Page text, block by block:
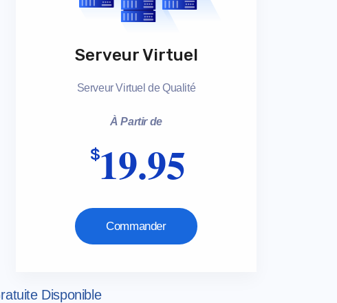
Serveur Virtuel
Serveur Virtuel de Qualité
À Partir de
$19.95
Commander
Disponible